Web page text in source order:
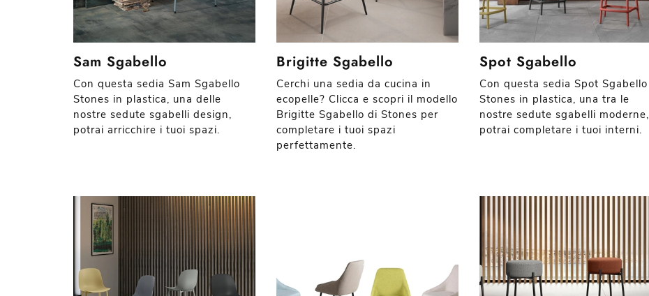
Sam Sgabello
Con questa sedia Sam Sgabello
Stones in plastica, una delle
nostre sedute sgabelli design,
potrai arricchire i tuoi spazi.
Brigitte Sgabello
Cerchi una sedia da cucina in
ecopelle? Clicca e scopri il modello
Brigitte Sgabello di Stones per
completare i tuoi spazi
perfettamente.
Spot Sgabello
Con questa sedia Spot Sgabello
Stones in plastica, una tra le
nostre sedute sgabelli moderne,
potrai completare i tuoi interni.